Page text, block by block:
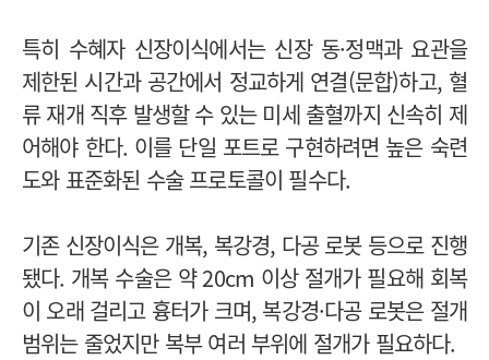
특히 수혜자 신장이식에서는 신장 동·정맥과 요관을
제한된 시간과 공간에서 정교하게 연결(문합)하고, 혈
류 재개 직후 발생할 수 있는 미세 출혈까지 신속히 제
어해야 한다. 이를 단일 포트로 구현하려면 높은 숙련
도와 표준화된 수술 프로토콜이 필수다.
기존 신장이식은 개복, 복강경, 다공 로봇 등으로 진행
됐다. 개복 수술은 약 20cm 이상 절개가 필요해 회복
이 오래 걸리고 흉터가 크며, 복강경·다공 로봇은 절개
범위는 줄었지만 복부 여러 부위에 절개가 필요하다.